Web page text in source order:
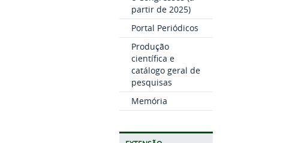
partir de 2025)
Portal Periódicos
Produção
científica e
catálogo geral de
pesquisas
Memória